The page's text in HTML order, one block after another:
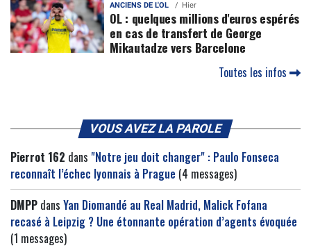
ANCIENS DE L'OL Hier
OL : quelques millions d'euros espérés
en cas de transfert de George
Mikautadze vers Barcelone
Toutes les infos
VOUS AVEZ LA PAROLE
Pierrot 162 dans "Notre jeu doit changer" : Paulo Fonseca
reconnaît l’échec lyonnais à Prague (4 messages)
DMPP dans Yan Diomandé au Real Madrid, Malick Fofana
recasé à Leipzig ? Une étonnante opération d’agents évoquée
(1 messages)